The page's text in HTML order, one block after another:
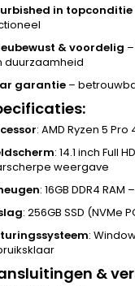
in topconditie
& voordelig
duurzaamheid
garantie –
: AMD Ryzen 5 Pro
: 14.1 inch Full
weergave
: 16GB DDR4
: 256GB SSD
:
&